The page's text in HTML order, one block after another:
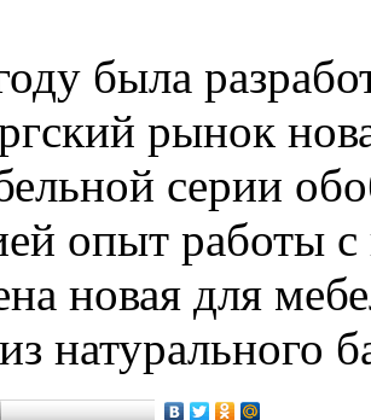
была
рынок
серии
опыт работы
новая для
натурального